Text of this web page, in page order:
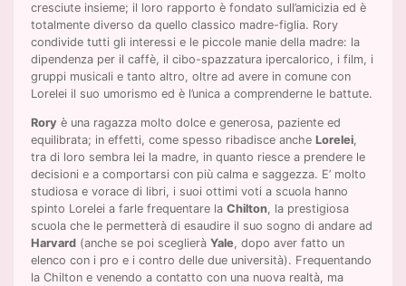
cresciute insieme; il loro rapporto è fondato sull’amicizia ed è
totalmente diverso da quello classico madre-figlia. Rory
condivide tutti gli interessi e le piccole manie della madre: la
dipendenza per il caffè, il cibo-spazzatura ipercalorico, i film, i
gruppi musicali e tanto altro, oltre ad avere in comune con
Lorelei il suo umorismo ed è l’unica a comprenderne le battute.
Rory è una ragazza molto dolce e generosa, paziente ed
equilibrata; in effetti, come spesso ribadisce anche Lorelei,
tra di loro sembra lei la madre, in quanto riesce a prendere le
decisioni e a comportarsi con più calma e saggezza. E’ molto
studiosa e vorace di libri, i suoi ottimi voti a scuola hanno
spinto Lorelei a farle frequentare laChilton, la prestigiosa
scuola che le permetterà di esaudire il suo sogno di andare ad
Harvard (anche se poi sceglieràYale, dopo aver fatto un
elenco con i pro e i contro delle due università). Frequentando
la Chilton e venendo a contatto con una nuova realtà, ma